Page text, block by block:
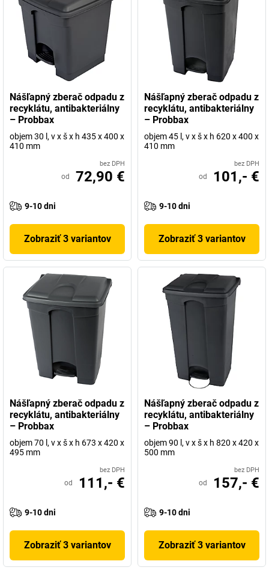
Nášľapný zberač odpadu z
recyklátu, antibakteriálny
– Probbax
objem 30 l, v x š x h 435 x 400 x
410 mm
bez DPH
od 72,90 €
9-10 dni
Zobraziť 3 variantov
Nášľapný zberač odpadu z
recyklátu, antibakteriálny
– Probbax
objem 45 l, v x š x h 620 x 400 x
410 mm
bez DPH
od 101,- €
9-10 dni
Zobraziť 3 variantov
Nášľapný zberač odpadu z
recyklátu, antibakteriálny
– Probbax
objem 70 l, v x š x h 673 x 420 x
495 mm
bez DPH
od 111,- €
9-10 dni
Zobraziť 3 variantov
Nášľapný zberač odpadu z
recyklátu, antibakteriálny
– Probbax
objem 90 l, v x š x h 820 x 420 x
500 mm
bez DPH
od 157,- €
9-10 dni
Zobraziť 3 variantov